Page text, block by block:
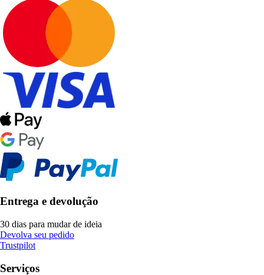
Entrega e devolução
30 dias para mudar de ideia
Devolva seu pedido
Trustpilot
Serviços